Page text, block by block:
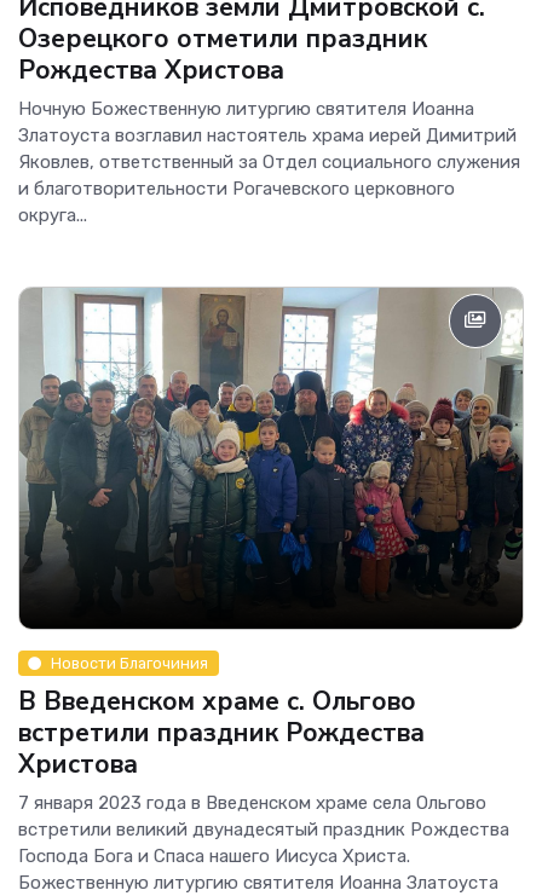
Исповедников земли Дмитровской с.
Озерецкого отметили праздник
Рождества Христова
Ночную Божественную литургию святителя Иоанна
Златоуста возглавил настоятель храма иерей Димитрий
Яковлев, ответственный за Отдел социального служения
и благотворительности Рогачевского церковного
округа...
Новости Благочиния
В Введенском храме с. Ольгово
встретили праздник Рождества
Христова
7 января 2023 года в Введенском храме села Ольгово
встретили великий двунадесятый праздник Рождества
Господа Бога и Спаса нашего Иисуса Христа.
Божественную литургию святителя Иоанна Златоуста